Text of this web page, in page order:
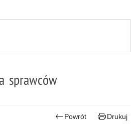
sprawców
Powrót Drukuj